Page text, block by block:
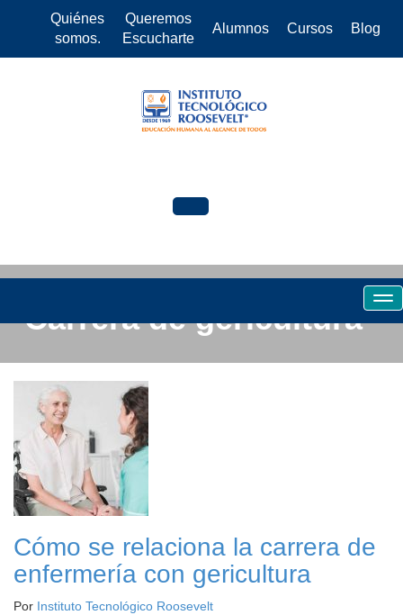
Quiénes
somos.
Queremos
Escucharte
Alumnos Cursos Blog
Carrera de gericultura
Cómo se relaciona la carrera de
enfermería con gericultura
Por Instituto Tecnológico Roosevelt